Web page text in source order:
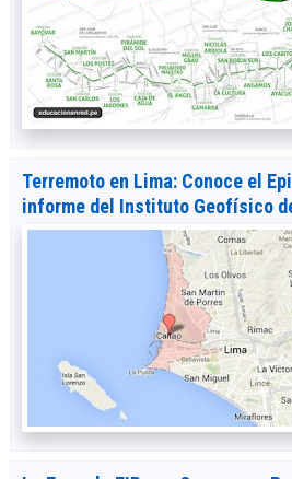
Terremoto en Lima: Conoce el
informe del Instituto Geofísico